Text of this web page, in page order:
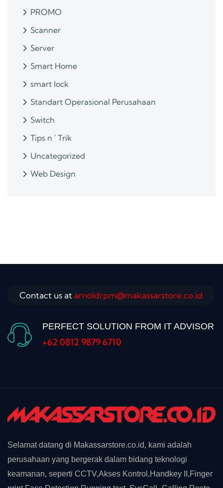
PROMO
Scanner
Server
Smart Home
smart lock
Standart Operasional Perusahaan
Switch
Tips n ' Trik
Uncategorized
Web Design
Contact us at arnoldrpm@makassarstore.co.id
PERFECT SOLUTION FROM IT ADVISOR
+62 0812 9879 6710
Selamat datang di Makassarstore.co.id, kami adalah
perusahaan yang bergerak dalam bidang teknologi
keamanan, seperti CCTV,Akses Kontrol,Handkey II,Finger